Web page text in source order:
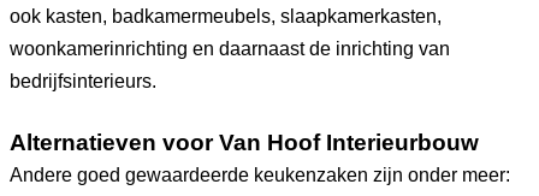
ook kasten, badkamermeubels, slaapkamerkasten,
woonkamerinrichting en daarnaast de inrichting van
bedrijfsinterieurs.
Alternatieven voor Van Hoof Interieurbouw
Andere goed gewaardeerde keukenzaken zijn onder meer: